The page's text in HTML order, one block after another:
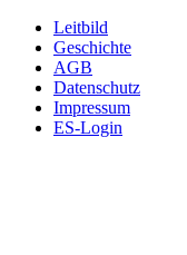
Leitbild
Geschichte
AGB
Datenschutz
Impressum
ES-Login